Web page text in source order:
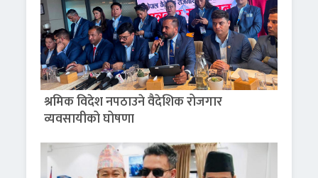
श्रमिक विदेश नपठाउने वैदेशिक रोजगार
व्यवसायीको घोषणा